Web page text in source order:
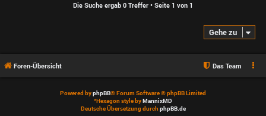
Die Suche ergab 0 Treffer • Seite 1 von 1
Gehe zu
Foren-Übersicht Das Team
Powered byphpBB® Forum Software © phpBB Limited
*Hexagon style byMannixMD
Deutsche Übersetzung durchphpBB.de